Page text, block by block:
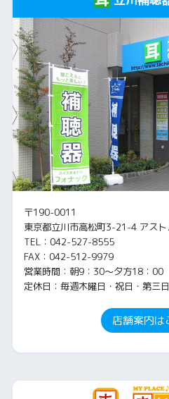
〒190-0011
東京都立川市高松町3-21-4 アスト
TEL：042-527-8555
FAX：042-512-9979
営業時間：朝9：30～夕方18：00
定休日：毎週木曜日・祝日・第三
店舗案内は